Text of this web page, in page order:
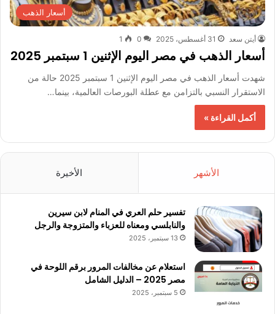
أسعار الذهب
أيتن سعد 31 أغسطس، 2025 0
1
أسعار الذهب في مصر اليوم الإثنين 1 سبتمبر 2025
شهدت أسعار الذهب في مصر اليوم الإثنين 1 سبتمبر 2025 حالة من
الاستقرار النسبي بالتزامن مع عطلة البورصات العالمية، بينما…
أكمل القراءة »
الأشهر الأخيرة
تفسير حلم العري في المنام لابن سيرين
والنابلسي ومعناه للعزباء والمتزوجة والرجل
13 سبتمبر، 2025
استعلام عن مخالفات المرور برقم اللوحة في
مصر 2025 – الدليل الشامل
5 سبتمبر، 2025